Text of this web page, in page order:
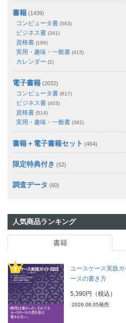
書籍 (1439)
コンピュータ書 (563)
ビジネス書 (341)
資格書 (186)
実用・趣味・一般書 (415)
カレンダー (2)
電子書籍 (2032)
コンピュータ書 (817)
ビジネス書 (403)
資格書 (514)
実用・趣味・一般書 (382)
書籍＋電子書籍セット (464)
限定特典付き (52)
調査データ (60)
人気商品ランキング
書籍
ユースケース実践
ースの書き方
5,390円（税込）
2026.08.05発売